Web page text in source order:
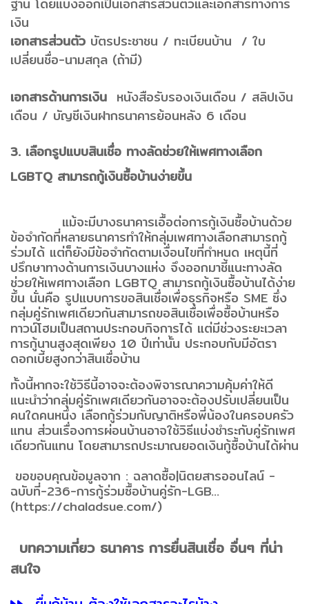
เงิน
เอกสารส่วนตัว บัตรประชาชน / ทะเบียนบ้าน / ใบ
เปลี่ยนชื่อ-นามสกุล (ถ้ามี)
เอกสารด้านการเงิน หนังสือรับรองเงินเดือน / สลิปเงิน
เดือน / บัญชีเงินฝากธนาคารย้อนหลัง 6 เดือน
3. เลือกรูปแบบสินเชื่อ ทางลัดช่วยให้เพศทางเลือก
LGBTQ สามารถกู้เงินซื้อบ้านง่ายขึ้น
แม้จะมีบางธนาคารเอื้อต่อการกู้เงินซื้อบ้านด้วย
ข้อจำกัดที่หลายธนาคารทำให้กลุ่มเพศทางเลือกสามารถกู้
ร่วมได้ แต่ก็ยังมีข้อจำกัดตามเงื่อนไขที่กำหนด เหตุนี้ที่
ปรึกษาทางด้านการเงินบางแห่ง จึงออกมาชี้แนะทางลัด
ช่วยให้เพศทางเลือก LGBTQ สามารถกู้เงินซื้อบ้านได้ง่าย
ขึ้น นั่นคือ รูปแบบการขอสินเชื่อเพื่อธุรกิจหรือ SME ซึ่ง
กลุ่มคู่รักเพศเดียวกันสามารถขอสินเชื่อเพื่อซื้อบ้านหรือ
ทาวน์โฮมเป็นสถานประกอบกิจการได้ แต่มีช่วงระยะเวลา
การกู้นานสูงสุดเพียง 10 ปีเท่านั้น ประกอบกับมีอัตรา
ดอกเบี้ยสูงกว่าสินเชื่อบ้าน
ทั้งนี้หากจะใช้วิธีนี้อาจจะต้องพิจารณาความคุ้มค่าให้ดี
แนะนำว่ากลุ่มคู่รักเพศเดียวกันอาจจะต้องปรับเปลี่ยนเป็น
คนใดคนหนึ่ง เลือกกู้ร่วมกับญาติหรือพี่น้องในครอบครัว
แทน ส่วนเรื่องการผ่อนบ้านอาจใช้วิธีแบ่งชำระกับคู่รักเพศ
เดียวกันแทน โดยสามารถประมาณยอดเงินกู้ซื้อบ้านได้ผ่าน
ขอขอบคุณข้อมูลจาก : ฉลาดซื้อ|นิตยสารออนไลน์ -
ฉบับที่-236-การกู้ร่วมซื้อบ้านคู่รัก-LGB...
(https://chaladsue.com/)
บทความเกี่ยว ธนาคาร การยื่นสินเชื่อ อื่นๆ ที่น่า
สนใจ